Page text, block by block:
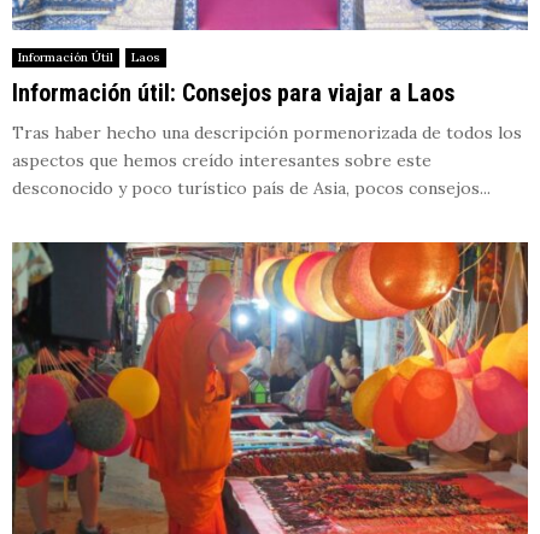
Información Útil Laos
Información útil: Consejos para viajar a Laos
Tras haber hecho una descripción pormenorizada de todos los
aspectos que hemos creído interesantes sobre este
desconocido y poco turístico país de Asia, pocos consejos...